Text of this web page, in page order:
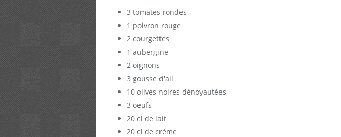
3 tomates rondes
1 poivron rouge
2 courgettes
1 aubergine
2 oignons
3 gousse d'ail
10 olives noires dénoyautées
3 oeufs
20 cl de lait
20 cl de crème